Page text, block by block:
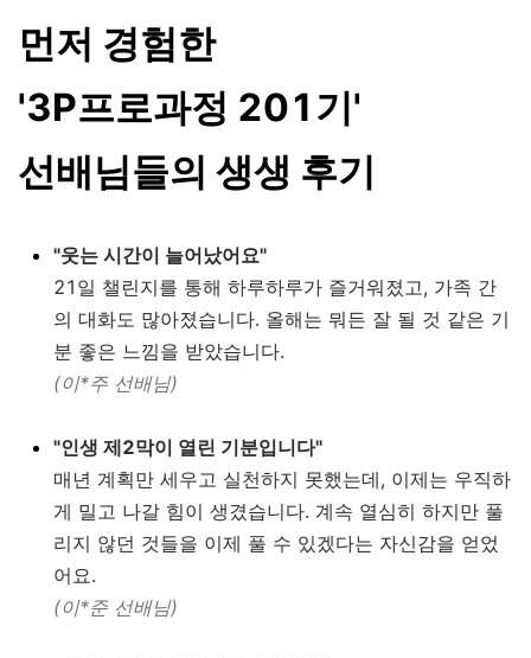
먼저 경험한
'3P프로과정 201기'
선배님들의 생생 후기
"웃는 시간이 늘어났어요"
21일 챌린지를 통해 하루하루가 즐거워졌고, 가족 간
의 대화도 많아졌습니다. 올해는 뭐든 잘 될 것 같은 기
분 좋은 느낌을 받았습니다.
(이*주 선배님)
"인생 제2막이 열린 기분입니다"
매년 계획만 세우고 실천하지 못했는데, 이제는 우직하
게 밀고 나갈 힘이 생겼습니다. 계속 열심히 하지만 풀
리지 않던 것들을 이제 풀 수 있겠다는 자신감을 얻었
어요.
(이*준 선배님)